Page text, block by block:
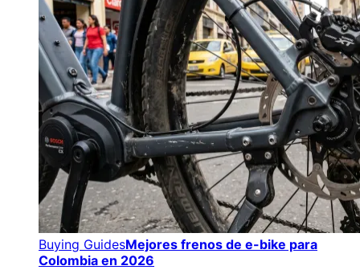
Buying GuidesMejores frenos de e-bike para
Colombia en 2026